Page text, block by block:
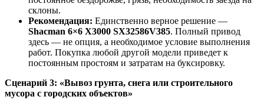
склоны.
Рекомендация: Единственно верное решение —
Shacman 6×6 X3000 SX32586V385. Полный привод
здесь — не опция, а необходимое условие выполнения
работ. Покупка любой другой модели приведет к
постоянным простоям и затратам на буксировку.
Сценарий 3: «Вывоз грунта, снега или строительного
мусора с городских объектов»